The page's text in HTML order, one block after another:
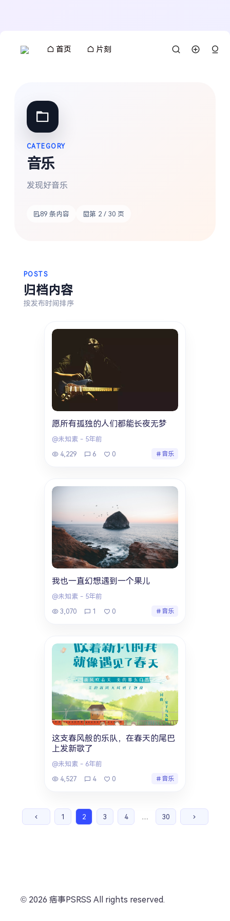
首页 片刻
热门分类
生活 音乐
CATEGORY
音乐
发现好音乐
89 条内容 第 2 / 30 页
POSTS
归档内容
按发布时间排序
愿所有孤独的人们都能长夜无梦
@未知素 - 5年前
4,229
6 0 音乐
我也一直幻想遇到一个果儿
@未知素 - 5年前
3,070
1 0 音乐
这支春风般的乐队，在春天的尾巴
上发新歌了
@未知素 - 6年前
4,527
4 0 音乐
1 2 3 4 … 30
© 2026 痞事PSRSS All rights reserved.